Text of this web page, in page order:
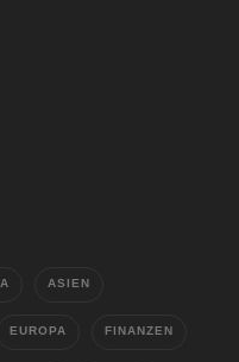
ASIEN
EUROPA FINANZEN